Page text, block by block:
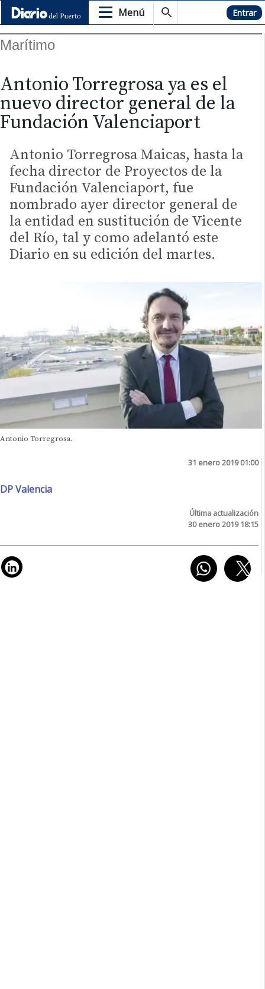
Menú Hemeroteca Entrar
Marítimo
Antonio Torregrosa ya es el
nuevo director general de la
Fundación Valenciaport
Antonio Torregrosa Maicas, hasta la
fecha director de Proyectos de la
Fundación Valenciaport, fue
nombrado ayer director general de
la entidad en sustitución de Vicente
del Río, tal y como adelantó este
Diario en su edición del martes.
Antonio Torregrosa.
31 enero 2019 01:00
DP Valencia
Última actualización
30 enero 2019 18:15